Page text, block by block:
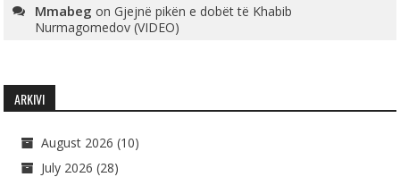
Mmabeg onGjejnë pikën e dobët të Khabib
Nurmagomedov (VIDEO)
ARKIVI
August 2026 (10)
July 2026 (28)